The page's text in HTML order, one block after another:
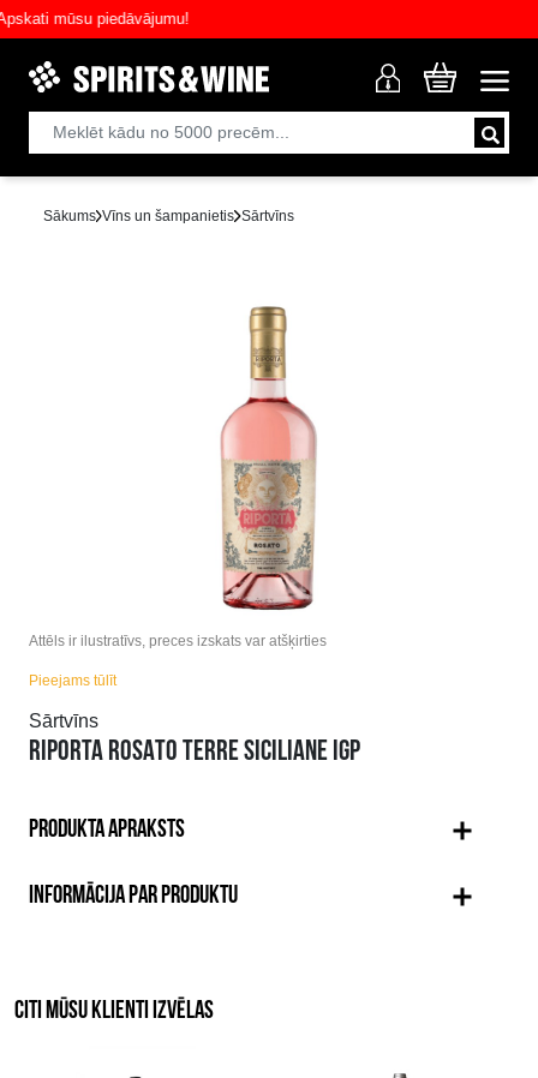
mūsu piedāvājumu!
Sākums Vīns un šampanietis Sārtvīns
Attēls ir ilustratīvs, preces izskats var atšķirties
Pieejams tūlīt
Sārtvīns
RIPORTA ROSATO TERRE SICILIANE IGP
PRODUKTA APRAKSTS
INFORMĀCIJA PAR PRODUKTU
CITI MŪSU KLIENTI IZVĒLAS